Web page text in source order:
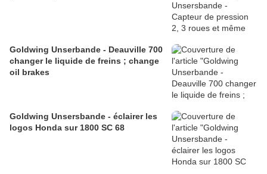
Goldwing Unserbande - Deauville 700
changer le liquide de freins ; change
oil brakes
Goldwing Unsersbande - éclairer les
logos Honda sur 1800 SC 68